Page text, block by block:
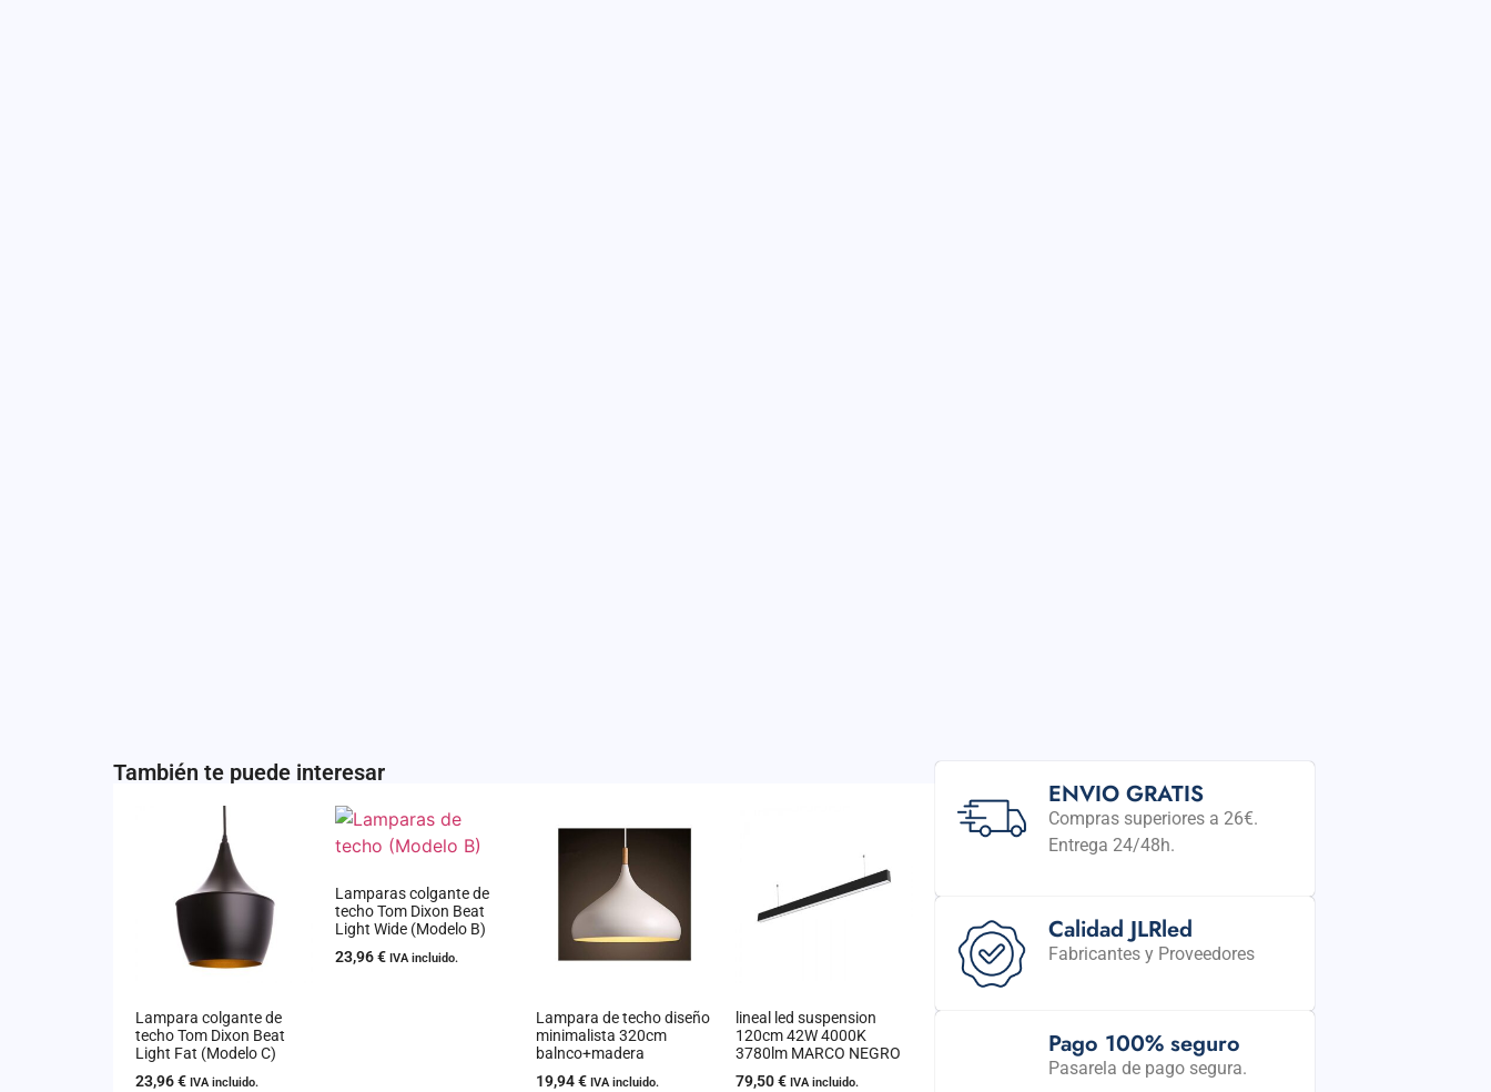
También te puede interesar
Lampara colgante de
techo Tom Dixon Beat
Light Fat (Modelo C)
23,96€ IVA incluido.
Lamparas colgante de
techo Tom Dixon Beat
Light Wide (Modelo B)
23,96€ IVA incluido.
Lampara de techo diseño
minimalista 320cm
balnco+madera
19,94€ IVA incluido.
lineal led suspension
120cm 42W 4000K
3780lm MARCO NEGRO
79,50€ IVA incluido.
ENVIO GRATIS
Compras superiores a 26€.
Entrega 24/48h.
Calidad JLRled
Fabricantes y Proveedores
Pago 100% seguro
Pasarela de pago segura.